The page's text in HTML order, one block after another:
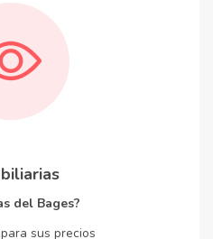
del Bages?
sus precios